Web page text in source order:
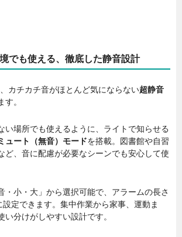
でも使える、徹底した静音設計
カチカチ音がほとんど気にならない超静音
。
い場所でも使えるように、ライトで知らせる
ュート（無音）モードを搭載。図書館や自習
ど、音に配慮が必要なシーンでも安心して使
・小・大」から選択可能で、アラームの長さ
定できます。集中作業から家事、運動ま
い分けがしやすい設計です。